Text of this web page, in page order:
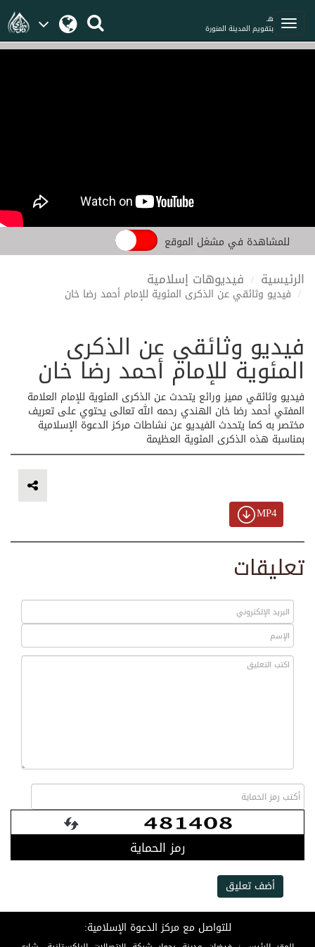
هـ
بتقويم المدينة المنورة
للمشاهدة في مشغل الموقع
الرئيسية فيديوهات إسلامية
فيديو وثائقي عن الذكرى المئوية للإمام أحمد رضا خان
فيديو وثائقي عن الذكرى
المئوية للإمام أحمد رضا خان
فيديو وثائقي مميز ورائع يتحدث عن الذكرى المئوية للإمام العلامة
المفتي أحمد رضا خان الهندي رحمه الله تعالى يحتوي على تعريف
مختصر به كما يتحدث الفيديو عن نشاطات مركز الدعوة الإسلامية
بمناسبة هذه الذكرى المئوية العظيمة
MP4
تعليقات
رمز الحماية
أضف تعليق
للتواصل مع مركز الدعوة الإسلامية: